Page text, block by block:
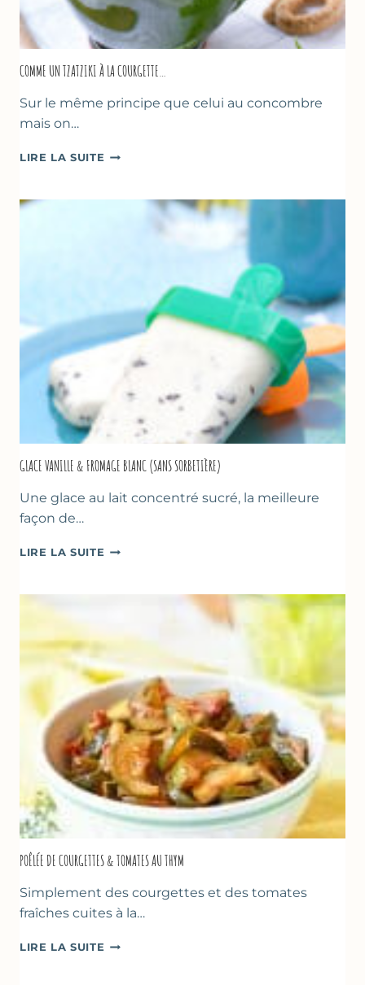
COMME UN TZATZIKI À LA COURGETTE…
Sur le même principe que celui au concombre
mais on…
LIRE LA SUITE COMME
À
COURGETTE…
GLACE VANILLE & FROMAGE BLANC (SANS SORBETIÈRE)
Une glace au lait concentré sucré, la meilleure
façon de…
LIRE LA SUITE GLACE
POÊLÉE DE COURGETTES & TOMATES AU THYM
Simplement des courgettes et des tomates
fraîches cuites à la…
LIRE LA SUITE POÊLÉE